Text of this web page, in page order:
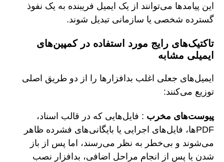
این پیامدها می‌توانند از یک ایمیل فریبنده به یک نفوذ
گسترده شخصی یا سازمانی تبدیل شوند.
تاکتیک‌های رایج مورد استفاده در کمپین‌های
ایمیلی مشابه
ایمیل‌های جعلی اغلب بدافزارها را از دو طریق اصلی
توزیع می‌کنند:
پیوست‌های مخرب : فایل‌هایی که در قالب اسناد،
PDFها، فایل‌های اجرایی یا بایگانی‌های فشرده ظاهر
می‌شوند و بی‌خطر به نظر می‌رسند، اما پس از باز
شدن یا پس از انجام مراحل اضافی، بدافزار نصب